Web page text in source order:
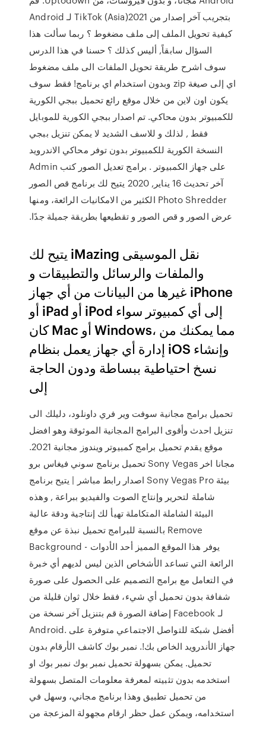
بتجريب آخر إصدار من TikTok (Asia)2021 لـ Android
كيفية تحويل الملف إلى ملف مضغوط ؟ ربما سألت هذا
السؤال سابقاً, أليس كذلك ؟ حسنا في هذا الدرس
سوف اشرح طريقة تحويل الملفات الى ملف مضغوط
اي إلى صيغة zip وبدون استخدام اي برنامج! فقط سوف
يكون اون لاين من خلال موقع رائع تحميل ببجي الكورية
للكمبيوتر بدون محاكي. تم اصدار ببجي الكورية للموبايل
فقط , لذلك و للاسف الشديد لا يمكن تنزيل ببجي
النسخة الكورية للكمبيوتر بدون توفر محاكي الاندرويد
على جهاز الكمبيوتر . برامج تعديل الصور كتب Admin
آخر تحديث 16 يناير, 2020 يتيح لك برنامج قص الصور
Photo Shredder الكثير من الامكانيات الرائعة، ومنها
عرض الصور و قص الصور و تقطيعها بطريقة جميلة جدًا.
يتيح لك iMazing نقل الموسيقى
والملفات والرسائل والتطبيقات و
غيرها من البيانات من أي جهاز iPhone
أو iPad أو iPod إلى أي كمبيوتر سواء
كان Mac أو Windows، مما يمكنك من
إدارة أي جهاز يعمل بنظام iOS وإنشاء
نسخ احتياطية ببساطة ودون الحاجة
إلى
تحميل برامج مجانية سوفت وير فري داونلود، دليلك الى
تنزيل احدث وأقوى البرامج المجانية الموثوقة وهو افضل
موقع يقدم تحميل برامج كمبيوتر ويندوز مجانية 2021.
تحميل برنامج سوني فيغاس برو Sony Vegas مجانا اخر
اصدار رابط مباشر | يتيح برنامج Sony Vegas Pro بيئة
شاملة لتحرير وإنتاج الصوت والفيديو ببراعة , وهذه
البيئة الشاملة المتكاملة تهيأ لك إنتاجية ودقة عالية
بالنسبة للبرامج تحميل نبذة عن موقع Remove
Background - يوفر هذا الموقع المميز أحد الأدوات
الرائعة التي تساعد الأشخاص الذين ليس لديهم أي خبرة
في التعامل مع برامج التصميم على الحصول على صورة
شفافة بدون تحميل أي شيء، فقط خلال ثوان قليلة من
إضافة الصورة قم بتنزيل آخر نسخة من Facebook لـ
Android. أفضل شبكة للتواصل الاجتماعي متوفرة على
جهاز الأندرويد الخاص بك!. نمبر بوك كاشف الأرقام بدون
تحميل. يمكن بسهولة تحميل نمبر بوك نمبر بوك او
استخدمه بدون تثبيته لمعرفة معلومات المتصل بسهولة
من تحميل تطبيق وهذا برنامج مجاني، وسهل في
استخدامه، ويمكن عمل حظر ارقام مجهولة المزعجة من